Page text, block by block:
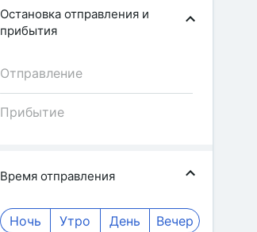
Остановка отправления и
прибытия
Время отправления
Ночь Утро День Вечер